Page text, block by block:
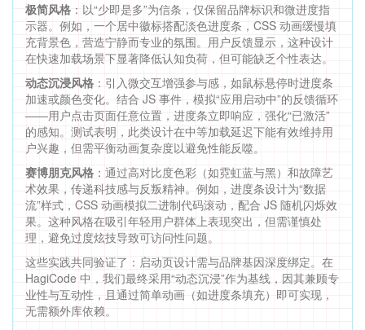
极简风格 ：以“少即是多”为信条，仅保留品牌标识和微进度指
示器。例如，一个居中徽标搭配淡色进度条，CSS 动画缓慢填
充背景色，营造宁静而专业的氛围。用户反馈显示，这种设计
在快速加载场景下显著降低认知负荷，但可能缺乏个性表达。
动态沉浸风格 ：引入微交互增强参与感，如鼠标悬停时进度条
加速或颜色变化。结合 JS 事件，模拟“应用启动中”的反馈循环
——用户点击页面任意位置，进度条立即响应，强化“已激活”
的感知。测试表明，此类设计在中等加载延迟下能有效维持用
户兴趣，但需平衡动画复杂度以避免性能反噬。
赛博朋克风格 ：通过高对比度色彩（如霓虹蓝与黑）和故障艺
术效果，传递科技感与反叛精神。例如，进度条设计为“数据
流”样式，CSS 动画模拟二进制代码滚动，配合 JS 随机闪烁效
果。这种风格在吸引年轻用户群体上表现突出，但需谨慎处
理，避免过度炫技导致可访问性问题。
这些实践共同验证了：启动页设计需与品牌基因深度绑定。在
HagiCode 中，我们最终采用“动态沉浸”作为基线，因其兼顾专
业性与互动性，且通过简单动画（如进度条填充）即可实现，
无需额外库依赖。